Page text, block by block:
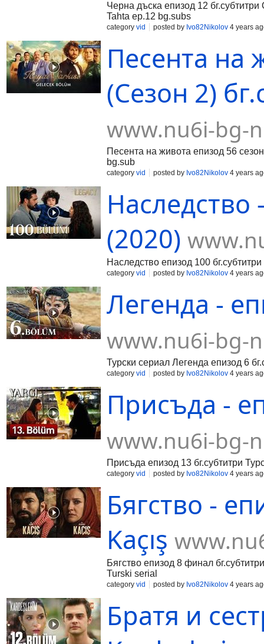
Черна дъска епизод 12
Tahta ep.12 bg.subs
category vid posted by Ivo82Nikolov 4 years
Песента на
(Сезон 2)
www.nu6i-bg-
Песента на живота епизод 56
bg.sub
category vid posted by Ivo82Nikolov 4 years
Наследство
(2020)
Наследство епизод 100
category vid posted by Ivo82Nikolov 4 years
Легенда -
www.nu6i-bg-
Турски сериал Легенда епизод 6
category vid posted by Ivo82Nikolov 4 years
Присъда -
www.nu6i-bg-
Присъда епизод 13 бг.субтитри
category vid posted by Ivo82Nikolov 4 years
Бягство -
Kaçış
Бягство епизод 8 финал
Turski serial
category vid posted by Ivo82Nikolov 4 years
Братя и